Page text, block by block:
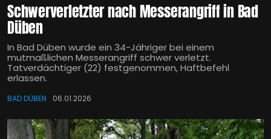
Schwerverletzter nach Messerangriff in Bad
Düben
In Bad Düben wurde ein 34-Jähriger bei einem
mutmaßlichen Messerangriff schwer verletzt.
Tatverdächtiger (22) festgenommen, Haftbefehl
erlassen.
BAD DÜBEN 06.01.2026